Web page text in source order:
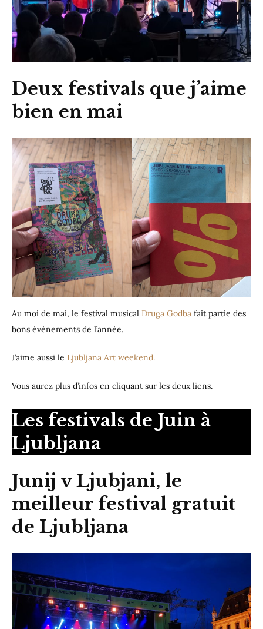
Deux festivals que j’aime
bien en mai
Au moi de mai, le festival musical Druga Godba fait partie des
bons événements de l’année.
J’aime aussi le Ljubljana Art weekend.
Vous aurez plus d’infos en cliquant sur les deux liens.
Les festivals de Juin à
Ljubljana
Junij v Ljubjani, le
meilleur festival gratuit
de Ljubljana